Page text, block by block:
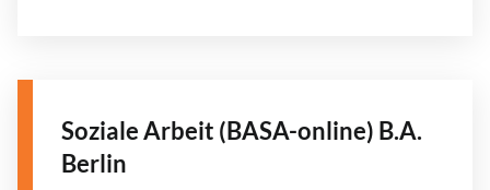
Soziale Arbeit (BASA-online) B.A.
Berlin